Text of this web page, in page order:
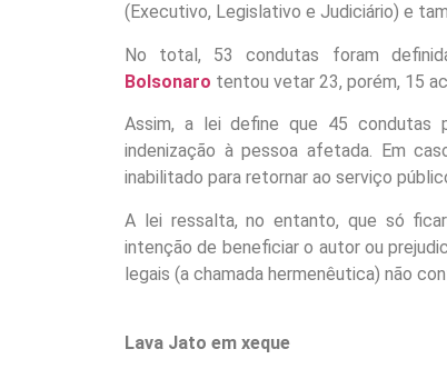
(Executivo, Legislativo e Judiciário) e
No total, 53 condutas foram
Bolsonaro tentou vetar 23, porém, 15
Assim, a lei define que 45 condutas
indenização à pessoa afetada. Em
inabilitado para retornar ao serviço
A lei ressalta, no entanto, que só
intenção de beneficiar o autor ou
legais (a chamada hermenêutica) não
Lava Jato em xeque